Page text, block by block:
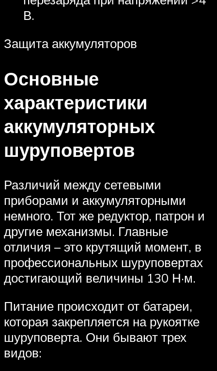
В.
Защита аккумуляторов
Основные
характеристики
аккумуляторных
шуруповертов
Различий между сетевыми
приборами и аккумуляторными
немного. Тот же редуктор, патрон и
другие механизмы. Главные
отличия – это крутящий момент, в
профессиональных шуруповертах
достигающий величины 130 Н·м.
Питание происходит от батареи,
которая закрепляется на рукоятке
шуруповерта. Они бывают трех
видов: